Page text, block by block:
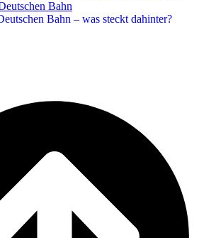
Bahn – was steckt dahinter?